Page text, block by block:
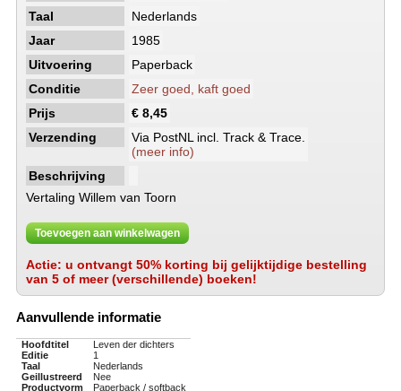
Taal
Nederlands
Jaar
1985
Uitvoering
Paperback
Conditie
Zeer goed, kaft goed
Prijs
€ 8,45
Verzending
Via PostNL incl. Track & Trace.
(meer info)
Beschrijving
Vertaling Willem van Toorn
Toevoegen aan winkelwagen
Actie: u ontvangt 50% korting bij gelijktijdige bestelling
van 5 of meer (verschillende) boeken!
Aanvullende informatie
Hoofdtitel
Leven der dichters
Editie
1
Taal
Nederlands
Geillustreerd
Nee
Productvorm
Paperback / softback